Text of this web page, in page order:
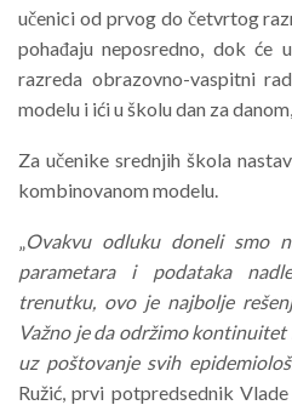
učenici od prvog do četvrtog
pohađaju neposredno, dok će
razreda obrazovno-vaspitni
modelu i ići u školu dan za
Za učenike srednjih škola
kombinovanom modelu.
Ovakvu odluku doneli smo
parametara i podataka
trenutku, ovo je najbolje
Važno je da održimo
uz poštovanje svih
Ružić, prvi potpredsednik